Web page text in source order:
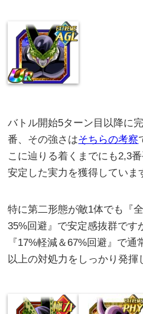
バトル開始5ターン目以降に
番、その強さはそちらの考察
こに辿りる着くまでにも2,3
安定した実力を獲得していま
特に第二形態が敵1体でも『
35%回避』で安定感抜群です
『17%軽減＆67%回避』で
以上の対処力をしっかり発揮